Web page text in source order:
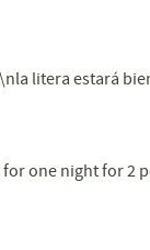
litera estará
one night for